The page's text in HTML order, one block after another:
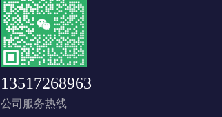
13517268963
公司服务热线